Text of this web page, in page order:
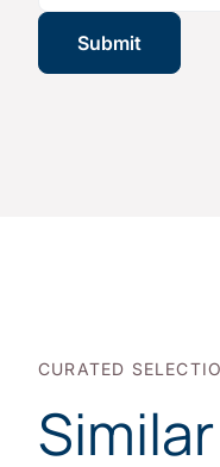
CURATED